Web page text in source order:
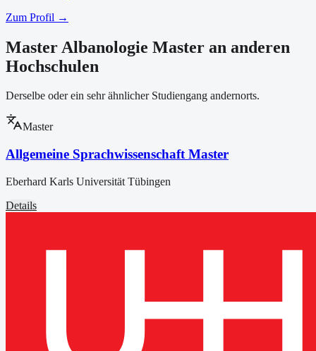
Zum Profil →
Master Albanologie Master an anderen
Hochschulen
Derselbe oder ein sehr ähnlicher Studiengang andernorts.
Master
Allgemeine Sprachwissenschaft Master
Eberhard Karls Universität Tübingen
Details